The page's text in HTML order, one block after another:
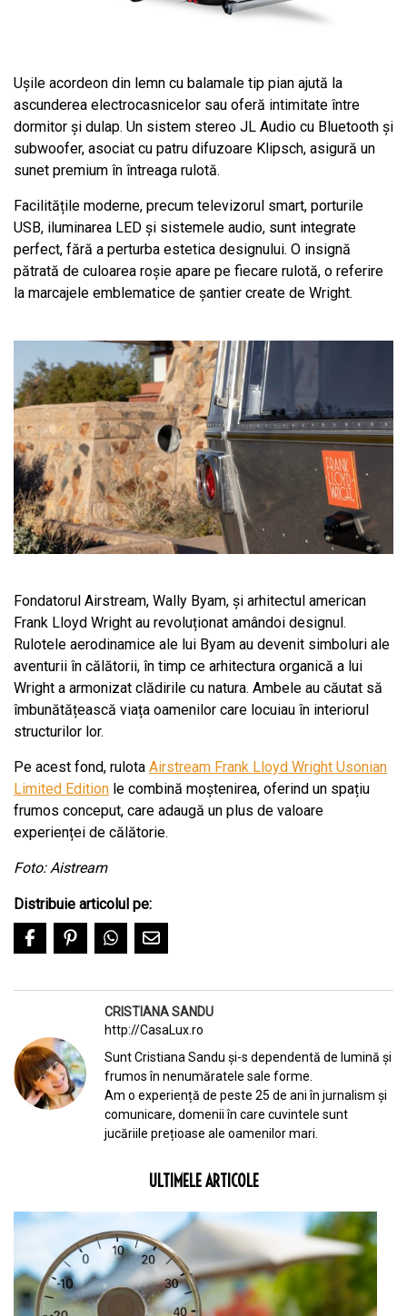
Ușile acordeon din lemn cu balamale tip pian ajută la
ascunderea electrocasnicelor sau oferă intimitate între
dormitor și dulap. Un sistem stereo JL Audio cu Bluetooth și
subwoofer, asociat cu patru difuzoare Klipsch, asigură un
sunet premium în întreaga rulotă.
Facilitățile moderne, precum televizorul smart, porturile
USB, iluminarea LED și sistemele audio, sunt integrate
perfect, fără a perturba estetica designului. O insignă
pătrată de culoarea roșie apare pe fiecare rulotă, o referire
la marcajele emblematice de șantier create de Wright.
Fondatorul Airstream, Wally Byam, și arhitectul american
Frank Lloyd Wright au revoluționat amândoi designul.
Rulotele aerodinamice ale lui Byam au devenit simboluri ale
aventurii în călătorii, în timp ce arhitectura organică a lui
Wright a armonizat clădirile cu natura. Ambele au căutat să
îmbunătățească viața oamenilor care locuiau în interiorul
structurilor lor.
Pe acest fond, rulota Airstream Frank Lloyd Wright Usonian
Limited Edition le combină moștenirea, oferind un spațiu
frumos conceput, care adaugă un plus de valoare
experienței de călătorie.
Foto: Aistream
Distribuie articolul pe:
CRISTIANA SANDU
http://CasaLux.ro
Sunt Cristiana Sandu și-s dependentă de lumină și
frumos în nenumăratele sale forme.
Am o experiență de peste 25 de ani în jurnalism și
comunicare, domenii în care cuvintele sunt
jucăriile prețioase ale oamenilor mari.
ULTIMELE ARTICOLE